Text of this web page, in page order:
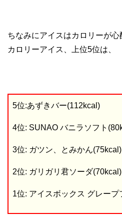
ちなみにアイスはカロリーが
カロリーアイス、上位5位は、
5位:あずきバー(112kcal)
4位: SUNAO バニラソフト
3位: ガツン、とみかん(75kcal)
2位: ガリガリ君ソーダ(70kcal)
1位: アイスボックス グレープ